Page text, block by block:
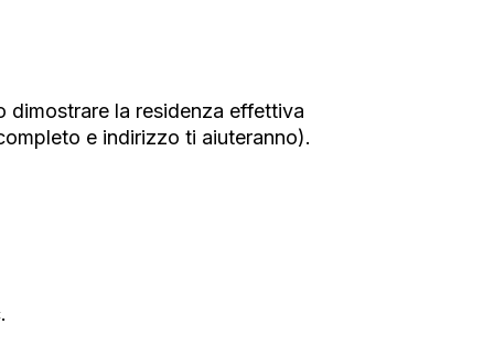
dimostrare la residenza effettiva
e indirizzo ti aiuteranno).